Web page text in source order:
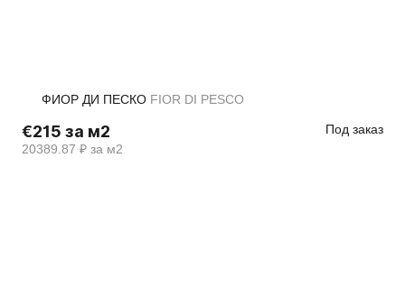
ФИОР ДИ ПЕСКО FIOR DI PESCO
€215 за м2
20389.87 ₽ за м2
Под заказ